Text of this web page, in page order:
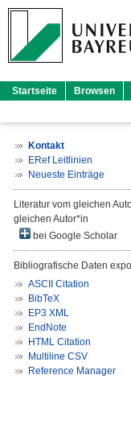
Startseite Browsen
Kontakt
ERef Leitlinien
Neueste Einträge
Literatur vom gleichen
gleichen Autor*in
bei Google Scholar
Bibliografische Daten
ASCII Citation
BibTeX
EP3 XML
EndNote
HTML Citation
Multiline CSV
Reference Manager